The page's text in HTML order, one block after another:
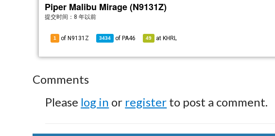
Piper Malibu Mirage (N9131Z)
提交时间： 8 年以前
1 of N9131Z 3434 of PA46 49 at KHRL
Comments
Please log in or register to post a comment.